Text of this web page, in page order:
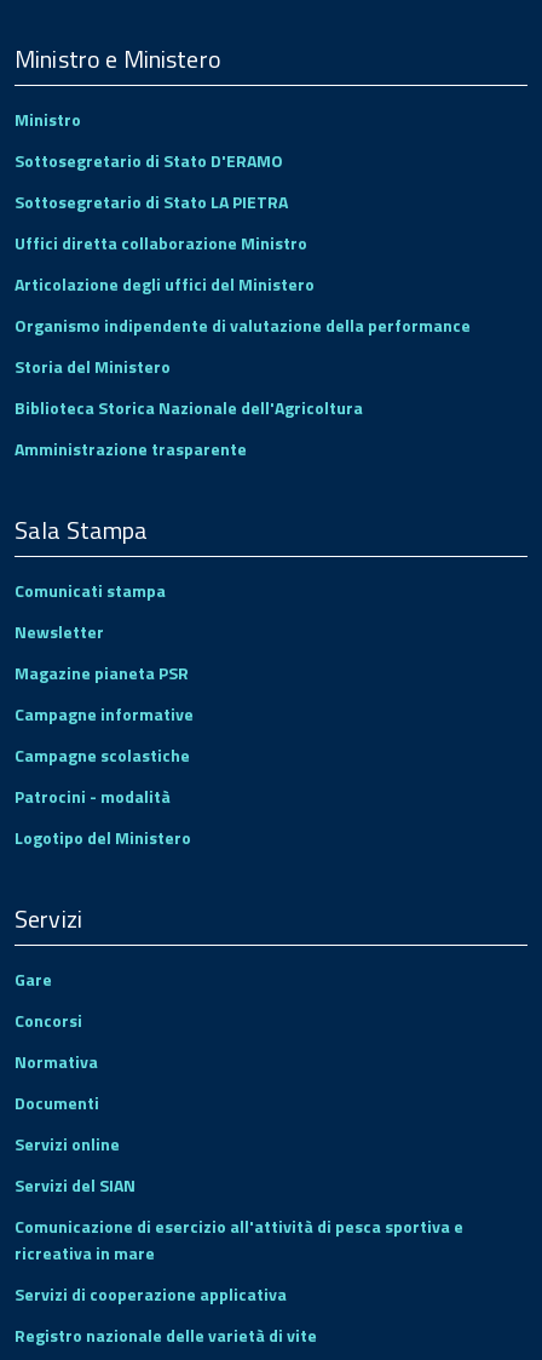
Footer
Ministro e Ministero
Ministro
Sottosegretario di Stato D'ERAMO
Sottosegretario di Stato LA PIETRA
Uffici diretta collaborazione Ministro
Articolazione degli uffici del Ministero
Organismo indipendente di valutazione della performance
Storia del Ministero
Biblioteca Storica Nazionale dell'Agricoltura
Amministrazione trasparente
Sala Stampa
Comunicati stampa
Newsletter
Magazine pianeta PSR
Campagne informative
Campagne scolastiche
Patrocini - modalità
Logotipo del Ministero
Servizi
Gare
Concorsi
Normativa
Documenti
Servizi online
Servizi del SIAN
Comunicazione di esercizio all'attività di pesca sportiva e
ricreativa in mare
Servizi di cooperazione applicativa
Registro nazionale delle varietà di vite